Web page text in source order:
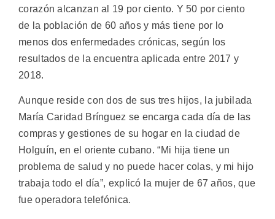
corazón alcanzan al 19 por ciento. Y 50 por ciento
de la población de 60 años y más tiene por lo
menos dos enfermedades crónicas, según los
resultados de la encuentra aplicada entre 2017 y
2018.
Aunque reside con dos de sus tres hijos, la jubilada
María Caridad Brínguez se encarga cada día de las
compras y gestiones de su hogar en la ciudad de
Holguín, en el oriente cubano. “Mi hija tiene un
problema de salud y no puede hacer colas, y mi hijo
trabaja todo el día”, explicó la mujer de 67 años, que
fue operadora telefónica.